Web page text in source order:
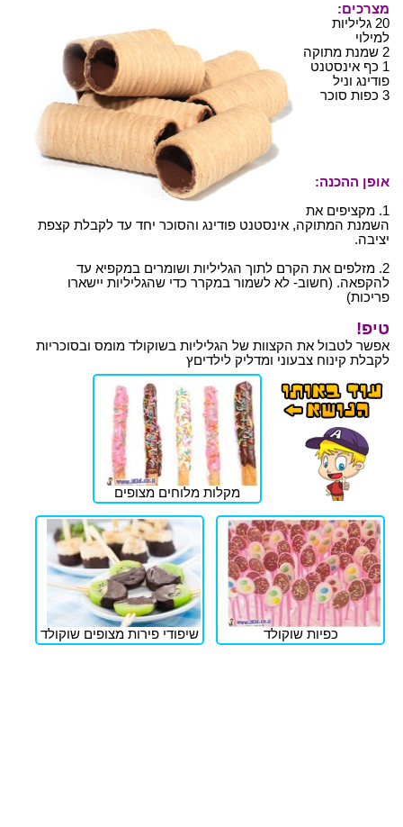
מצרכים:
20 גליליות
למילוי
2 שמנת מתוקה
1 כף אינסטנט
פודינג וניל
3 כפות סוכר
אופן ההכנה:
1. מקציפים את
השמנת המתוקה, אינסטנט פודינג והסוכר יחד עד לקבלת קצפת
יציבה.
2. מזלפים את הקרם לתוך הגליליות ושומרים במקפיא עד
להקפאה. (חשוב- לא לשמור במקרר כדי שהגליליות יישארו
פריכות)
טיפ!
אפשר לטבול את הקצוות של הגליליות בשוקולד מומס ובסוכריות
לקבלת קינוח צבעוני ומדליק לילדיםץ
מקלות מלוחים מצופים
כפיות שוקולד שיפודי פירות מצופים שוקולד